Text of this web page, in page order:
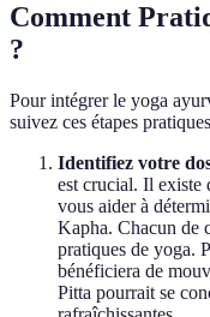
Comment
?
Pour intégrer le yoga
suivez ces étapes
Identifiez votre
est crucial. Il existe
vous aider à
Kapha. Chacun de
pratiques de yoga.
bénéficiera de
Pitta pourrait se